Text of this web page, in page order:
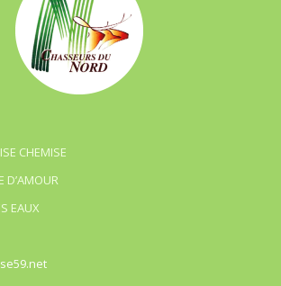
CHEMISE
D’AMOUR
EAUX